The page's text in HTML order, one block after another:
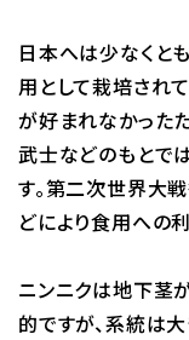
日本へは少なくと
用として栽培され
が好まれなかった
武士などのもとで
す。第二次世界大
どにより食用への
ニンニクは地下茎
的ですが、系統は